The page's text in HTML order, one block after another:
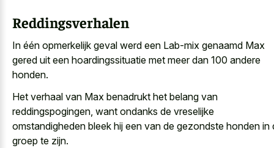
Reddingsverhalen
In één opmerkelijk geval werd een Lab-mix genaamd Max
gered uit een hoardingssituatie met meer dan 100 andere
honden.
Het verhaal van Max benadrukt het belang van
reddingspogingen, want ondanks de vreselijke
omstandigheden bleek hij een van de gezondste honden in
groep te zijn.